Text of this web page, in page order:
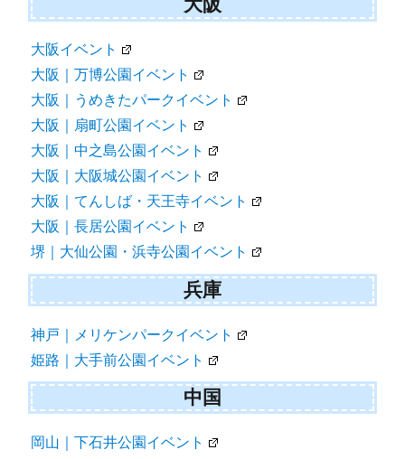
大阪
大阪イベント
大阪｜万博公園イベント
大阪｜うめきたパークイベント
大阪｜扇町公園イベント
大阪｜中之島公園イベント
大阪｜大阪城公園イベント
大阪｜てんしば・天王寺イベント
大阪｜長居公園イベント
堺｜大仙公園・浜寺公園イベント
兵庫
神戸｜メリケンパークイベント
姫路｜大手前公園イベント
中国
岡山｜下石井公園イベント